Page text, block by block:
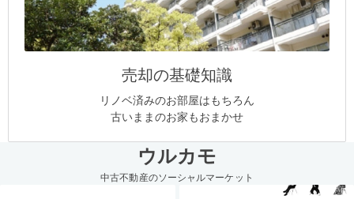
売却の基礎知識
リノベ済みのお部屋はもちろん
古いままのお家もおまかせ
ウルカモ
中古不動産のソーシャルマーケット